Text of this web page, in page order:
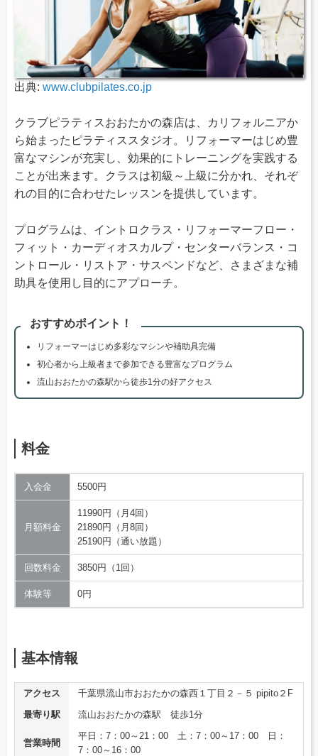
出典: www.clubpilates.co.jp
クラブピラティスおおたかの森店は、カリフォルニアか
ら始まったピラティススタジオ。リフォーマーはじめ豊
富なマシンが充実し、効果的にトレーニングを実践する
ことが出来ます。クラスは初級～上級に分かれ、それぞ
れの目的に合わせたレッスンを提供しています。
プログラムは、イントロクラス・リフォーマーフロー・
フィット・カーディオスカルプ・センターバランス・コ
ントロール・リストア・サスペンドなど、さまざまな補
助具を使用し目的にアプローチ。
おすすめポイント！
リフォーマーはじめ多彩なマシンや補助具完備
初心者から上級者まで参加できる豊富なプログラム
流山おおたかの森駅から徒歩1分の好アクセス
料金
入会金 5500円
月額料金
11990円（月4回）
21890円（月8回）
25190円（通い放題）
回数料金 3850円（1回）
体験等 0円
基本情報
アクセス
千葉県流山市おおたかの森西１丁目２－５ pipito２F
最寄り駅
流山おおたかの森駅 徒歩1分
営業時間
平日：7：00～21：00 土：7：00～17：00 日：
7：00～16：00